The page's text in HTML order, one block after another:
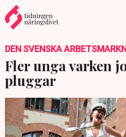
DEN SVENSKA
Fler unga varken
pluggar